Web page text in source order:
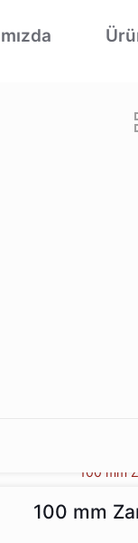
100 mm